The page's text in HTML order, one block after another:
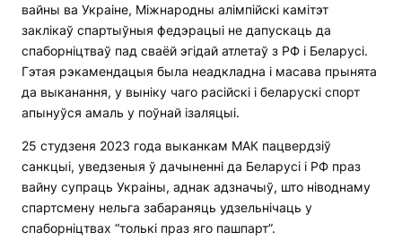
вайны ва Украіне, Міжнародны алімпійскі камітэт
заклікаў спартыўныя федэрацыі не дапускаць да
спаборніцтваў пад сваёй эгідай атлетаў з РФ і Беларусі.
Гэтая рэкамендацыя была неадкладна і масава прынята
да выканання, у выніку чаго расійскі і беларускі спорт
апынуўся амаль у поўнай ізаляцыі.
25 студзеня 2023 года выканкам МАК пацвердзіў
санкцыі, уведзеныя ў дачыненні да Беларусі і РФ праз
вайну супраць Украіны, аднак адзначыў, што ніводнаму
спартсмену нельга забараняць удзельнічаць у
спаборніцтвах “толькі праз яго пашпарт”.